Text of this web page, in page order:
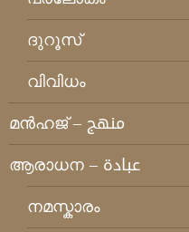
ദുറൂസ്
വിവിധം
മന്‍ഹജ് – منهج
ആരാധന – عبادة
നമസ്കാരം